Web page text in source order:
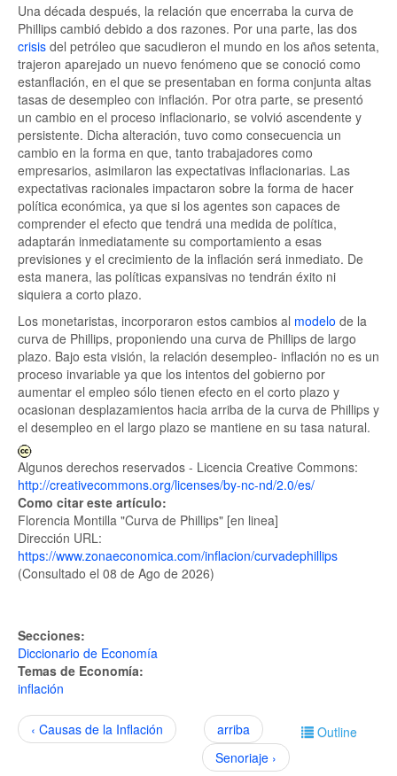
Una década después, la relación que encerraba la curva de
Phillips cambió debido a dos razones. Por una parte, las dos
crisis del petróleo que sacudieron el mundo en los años setenta,
trajeron aparejado un nuevo fenómeno que se conoció como
estanflación, en el que se presentaban en forma conjunta altas
tasas de desempleo con inflación. Por otra parte, se presentó
un cambio en el proceso inflacionario, se volvió ascendente y
persistente. Dicha alteración, tuvo como consecuencia un
cambio en la forma en que, tanto trabajadores como
empresarios, asimilaron las expectativas inflacionarias. Las
expectativas racionales impactaron sobre la forma de hacer
política económica, ya que si los agentes son capaces de
comprender el efecto que tendrá una medida de política,
adaptarán inmediatamente su comportamiento a esas
previsiones y el crecimiento de la inflación será inmediato. De
esta manera, las políticas expansivas no tendrán éxito ni
siquiera a corto plazo.
Los monetaristas, incorporaron estos cambios al modelo de la
curva de Phillips, proponiendo una curva de Phillips de largo
plazo. Bajo esta visión, la relación desempleo- inflación no es un
proceso invariable ya que los intentos del gobierno por
aumentar el empleo sólo tienen efecto en el corto plazo y
ocasionan desplazamientos hacia arriba de la curva de Phillips y
el desempleo en el largo plazo se mantiene en su tasa natural.
Algunos derechos reservados - Licencia Creative Commons:
http://creativecommons.org/licenses/by-nc-nd/2.0/es/
Como citar este artículo:
Florencia Montilla "Curva de Phillips" [en linea]
Dirección URL:
https://www.zonaeconomica.com/inflacion/curvadephillips
(Consultado el 08 de Ago de 2026)
Secciones:
Diccionario de Economía
Temas de Economía:
inflación
Outline
‹ Causas de la Inflación
arriba
Senoriaje ›